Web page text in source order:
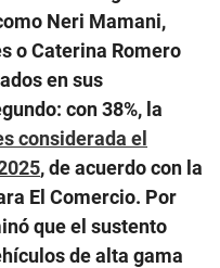
Neri Mamani,
o Caterina Romero
en sus
con 38%, la
considerada el
, de acuerdo con la
El Comercio. Por
que el sustento
de alta gama